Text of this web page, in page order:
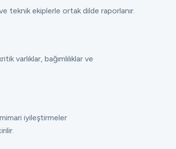
teknik ekiplerle ortak dilde raporlanır.
varlıklar, bağımlılıklar ve
iyileştirmeler